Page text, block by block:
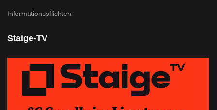
Informationspflichten
Staige-TV